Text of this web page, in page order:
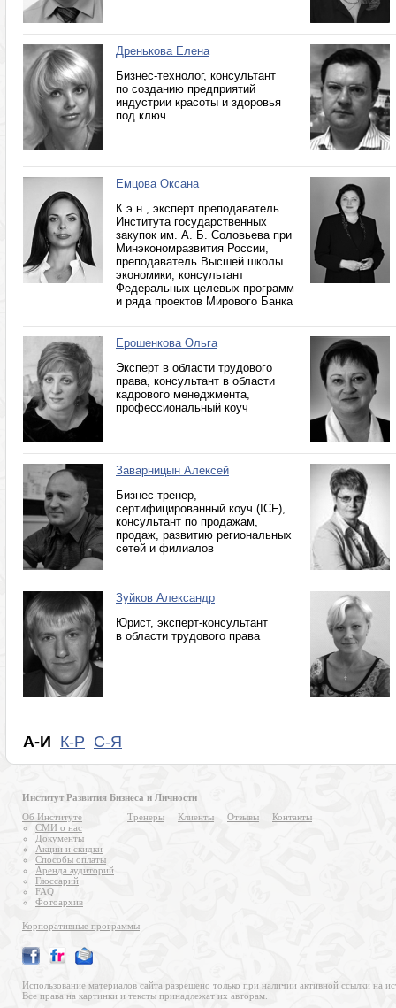
Дренькова Елена
Бизнес-технолог, консультант
по созданию предприятий
индустрии красоты и здоровья
под ключ
Емцова Оксана
К.э.н., эксперт преподаватель
Института государственных
закупок им. А. Б. Соловьева при
Минэкономразвития России,
преподаватель Высшей школы
экономики, консультант
Федеральных целевых программ
и ряда проектов Мирового Банка
Ерошенкова Ольга
Эксперт в области трудового
права, консультант в области
кадрового менеджмента,
профессиональный коуч
Заварницын Алексей
Бизнес-тренер,
сертифицированный коуч (ICF),
консультант по продажам,
продаж, развитию региональных
сетей и филиалов
Зуйков Александр
Юрист, эксперт-консультант
в области трудового права
А-И К-Р С-Я
Институт Развития Бизнеса и Личности
Об Институте
СМИ о нас
Документы
Акции и скидки
Способы оплаты
Аренда аудиторий
Глоссарий
FAQ
Фотоархив
Тренеры Клиенты Отзывы Контакты
Корпоративные программы
Использование материалов сайта разрешено только при наличии активной ссылки на
Все права на картинки и тексты принадлежат их авторам.